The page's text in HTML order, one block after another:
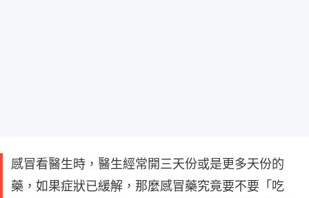
感冒看醫生時，醫生經常開三天份或是更多天份的
藥，如果症狀已緩解，那麼感冒藥究竟要不要「吃